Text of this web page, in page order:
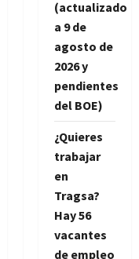
(actualizado
a 9 de
agosto de
2026 y
pendientes
del BOE)
¿Quieres
trabajar
en
Tragsa?
Hay 56
vacantes
de empleo